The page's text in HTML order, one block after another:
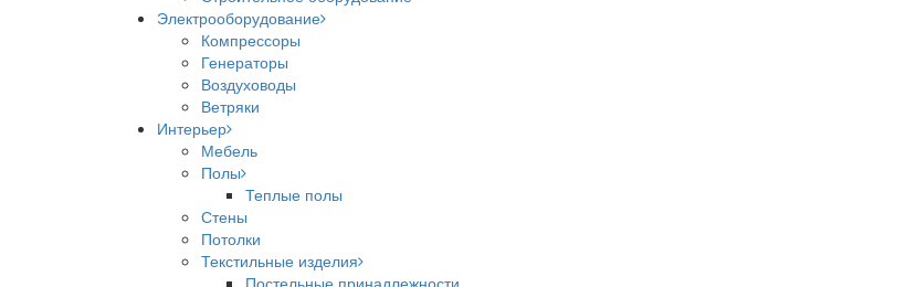
Электрооборудование
Компрессоры
Генераторы
Воздуховоды
Ветряки
Интерьер
Мебель
Полы
Теплые полы
Стены
Потолки
Текстильные изделия
Постельные принадлежности